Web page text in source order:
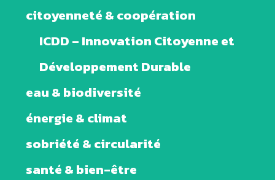
citoyenneté & coopération
ICDD – Innovation Citoyenne et
Développement Durable
eau & biodiversité
énergie & climat
sobriété & circularité
santé & bien-être